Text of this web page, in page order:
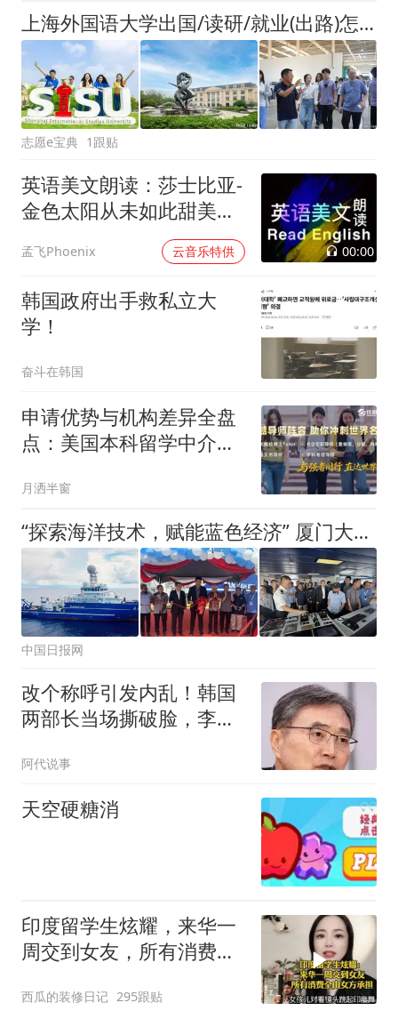
上海外国语大学出国/读研/就业(出路)怎么样？出国培养模式藏着“宝藏”
志愿e宝典 1跟贴
英语美文朗读：莎士比亚-
金色太阳从未如此甜美吻
孟飞Phoenix 云音乐特供 00:00
韩国政府出手救私立大
学！
奋斗在韩国
申请优势与机构差异全盘
点：美国本科留学中介排
月洒半窗
“探索海洋技术，赋能蓝色经济” 厦门大学“嘉庚号”科考船首次停靠马来西亚沙巴
中国日报网
改个称呼引发内乱！韩国
两部长当场撕破脸，李在
阿代说事
天空硬糖消
印度留学生炫耀，来华一
周交到女友，所有消费全
西瓜的装修日记 295跟贴